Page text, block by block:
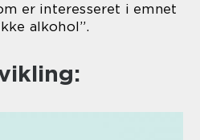
er interesseret i emnet
alkohol”.